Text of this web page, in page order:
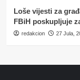
Loše vijesti za
FBiH poskupljuje
redakcion 27 Jula,